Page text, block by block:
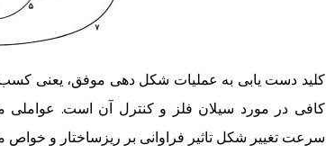
کلید دست یابی به عملیات شکل دهی موفق، یعنی
کافی در مورد سیلان فلز و کنترل آن است. عواملی
سرعت تغییر شکل تاثیر فراوانی بر ریزساختار و خواص